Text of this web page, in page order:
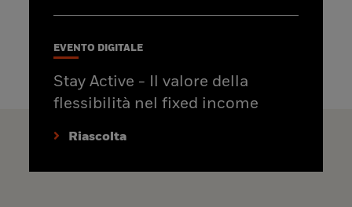
EVENTO DIGITALE
Stay Active - Il valore della
flessibilità nel fixed income
Riascolta